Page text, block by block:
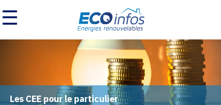
☰
Les CEE pour le particulier